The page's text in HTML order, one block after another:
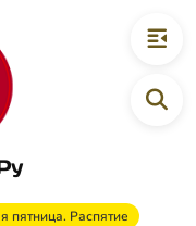
пятница. Распятие